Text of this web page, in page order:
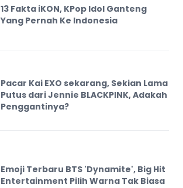
13 Fakta iKON, KPop Idol Ganteng
Yang Pernah Ke Indonesia
Pacar Kai EXO sekarang, Sekian Lama
Putus dari Jennie BLACKPINK, Adakah
Penggantinya?
Emoji Terbaru BTS 'Dynamite', Big Hit
Entertainment Pilih Warna Tak Biasa